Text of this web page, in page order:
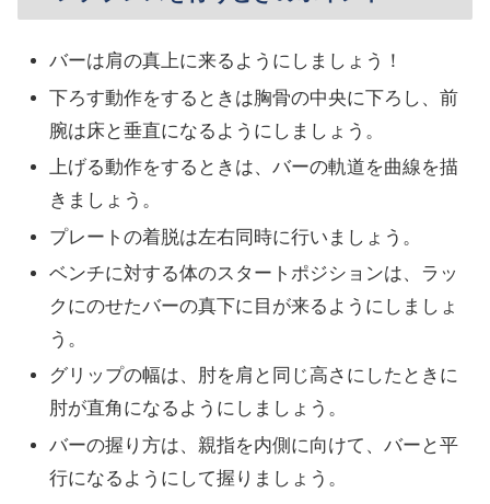
バーは肩の真上に来るようにしましょう！
下ろす動作をするときは胸骨の中央に下ろし、前
腕は床と垂直になるようにしましょう。
上げる動作をするときは、バーの軌道を曲線を描
きましょう。
プレートの着脱は左右同時に行いましょう。
ベンチに対する体のスタートポジションは、ラッ
クにのせたバーの真下に目が来るようにしましょ
う。
グリップの幅は、肘を肩と同じ高さにしたときに
肘が直角になるようにしましょう。
バーの握り方は、親指を内側に向けて、バーと平
行になるようにして握りましょう。